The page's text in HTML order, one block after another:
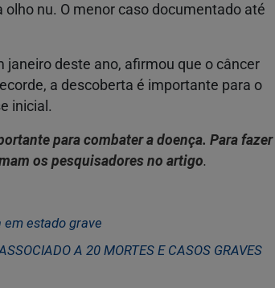
nu. O menor caso documentado até
janeiro deste ano, afirmou que o câncer
a descoberta é importante para o
inicial.
para combater a doença. Para fazer
os pesquisadores no artigo.
estado grave
A 20 MORTES E CASOS GRAVES